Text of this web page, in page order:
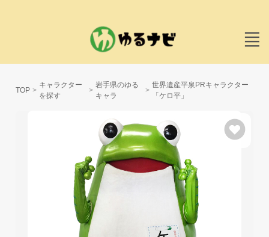
TOP
キャラクター
を探す
岩手県のゆる
キャラ
世界遺産平泉PRキャラクター
「ケロ平」